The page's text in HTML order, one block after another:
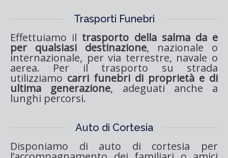
Trasporti Funebri
Effettuiamo il trasporto della salma da e
per qualsiasi destinazione, nazionale o
internazionale, per via terrestre, navale o
aerea. Per il trasporto su strada
utilizziamo carri funebri di proprietà e di
ultima generazione, adeguati anche a
lunghi percorsi.
Auto di Cortesia
Disponiamo di auto di cortesia per